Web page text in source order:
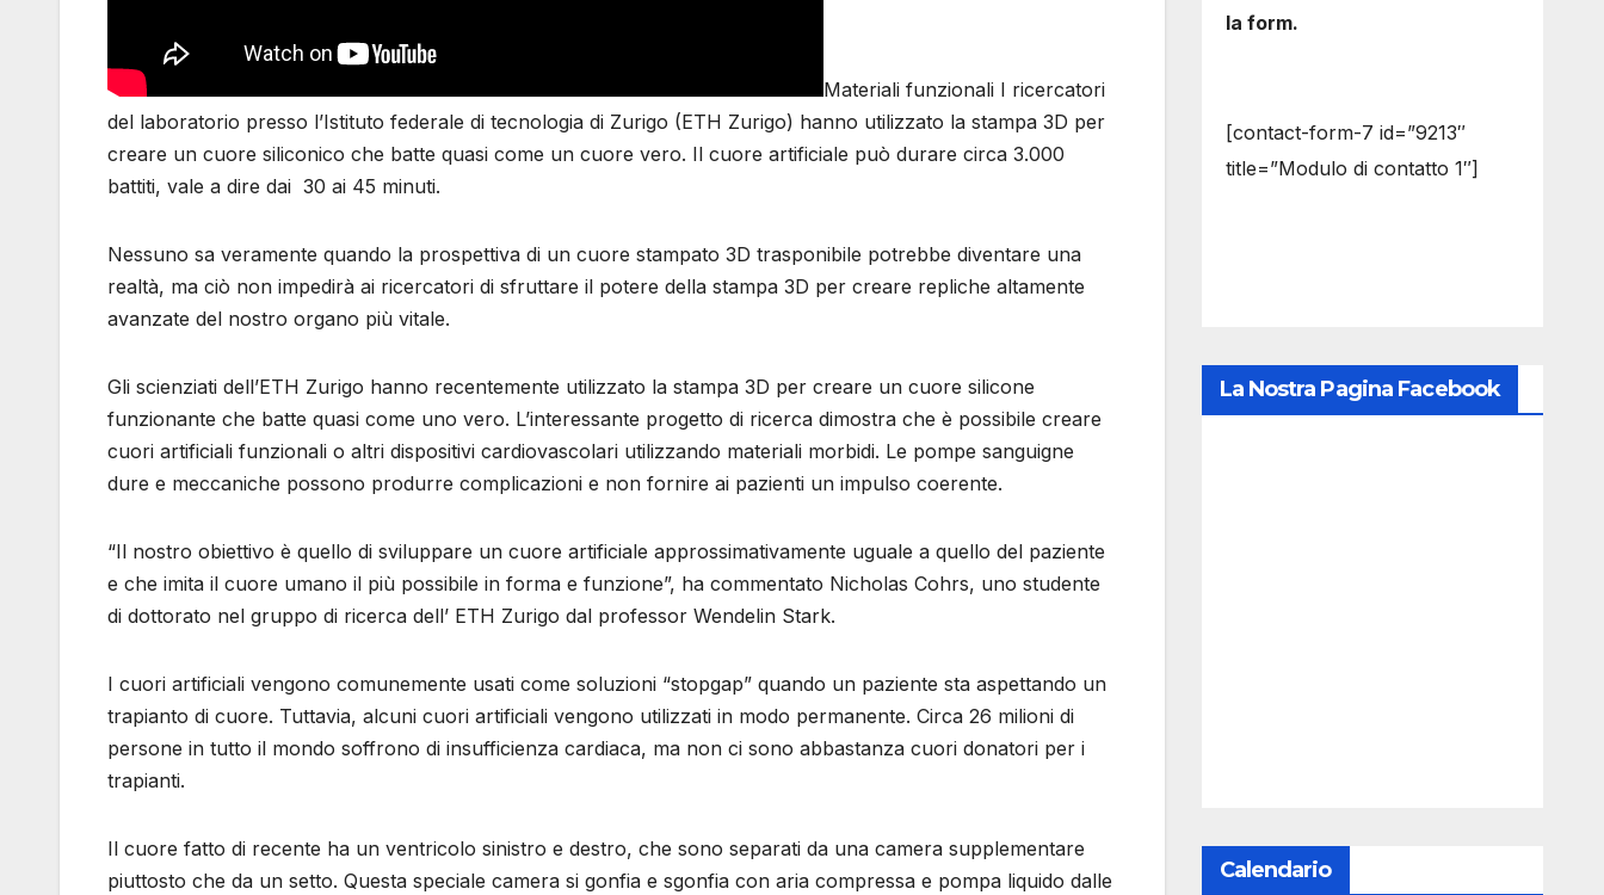
Materiali funzionali I ricercatori
del laboratorio presso l’Istituto federale di tecnologia di Zurigo (ETH Zurigo) hanno utilizzato la stampa 3D per
creare un cuore siliconico che batte quasi come un cuore vero. Il cuore artificiale può durare circa 3.000
battiti, vale a dire dai 30 ai 45 minuti.
Nessuno sa veramente quando la prospettiva di un cuore stampato 3D trasponibile potrebbe diventare una
realtà, ma ciò non impedirà ai ricercatori di sfruttare il potere della stampa 3D per creare repliche altamente
avanzate del nostro organo più vitale.
Gli scienziati dell’ETH Zurigo hanno recentemente utilizzato la stampa 3D per creare un cuore silicone
funzionante che batte quasi come uno vero. L’interessante progetto di ricerca dimostra che è possibile creare
cuori artificiali funzionali o altri dispositivi cardiovascolari utilizzando materiali morbidi. Le pompe sanguigne
dure e meccaniche possono produrre complicazioni e non fornire ai pazienti un impulso coerente.
“Il nostro obiettivo è quello di sviluppare un cuore artificiale approssimativamente uguale a quello del paziente
e che imita il cuore umano il più possibile in forma e funzione”, ha commentato Nicholas Cohrs, uno studente
di dottorato nel gruppo di ricerca dell’ ETH Zurigo dal professor Wendelin Stark.
I cuori artificiali vengono comunemente usati come soluzioni “stopgap” quando un paziente sta aspettando un
trapianto di cuore. Tuttavia, alcuni cuori artificiali vengono utilizzati in modo permanente. Circa 26 milioni di
persone in tutto il mondo soffrono di insufficienza cardiaca, ma non ci sono abbastanza cuori donatori per i
trapianti.
Il cuore fatto di recente ha un ventricolo sinistro e destro, che sono separati da una camera supplementare
piuttosto che da un setto. Questa speciale camera si gonfia e sgonfia con aria compressa e pompa liquido dalle
la form.
[contact-form-7 id=”9213″
title=”Modulo di contatto 1″]
La Nostra Pagina Facebook
Calendario